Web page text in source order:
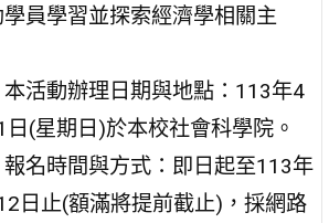
學員學習並探索經濟學相關主
本活動辦理日期與地點：113年4
日(星期日)於本校社會科學院。
報名時間與方式：即日起至113年
日止(額滿將提前截止)，採網路